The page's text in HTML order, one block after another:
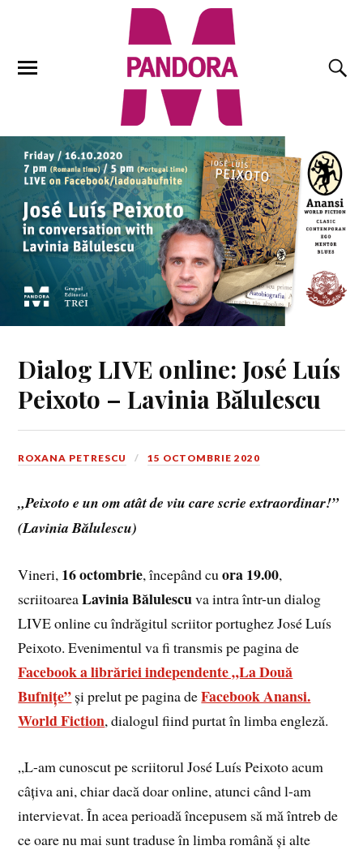
Dialog LIVE online: José Luís
Peixoto – Lavinia Bălulescu
ROXANA PETRESCU 15 OCTOMBRIE 2020
„Peixoto e un om atât de viu care scrie extraordinar!”
(Lavinia Bălulescu)
Vineri, 16 octombrie, începând cuora 19.00,
scriitoareaLavinia Bălulescuva intra într-un dialog
LIVE online cu îndrăgitul scriitor portughez José Luís
Peixoto. Evenimentul va fi transmis pe pagina de
Facebook a librăriei independente „La Două
Bufnițe” și prelut pe pagina deFacebook Anansi.
World Fiction, dialogul fiind purtat în limba engleză.
„L-am cunoscut pe scriitorul José Luís Peixoto acum
câțiva ani, chiar dacă doar online, atunci când l-am
intervievat. În acea perioadă începusem să mă întreb de
ce oare nu mai sunt traduse în limba română și alte